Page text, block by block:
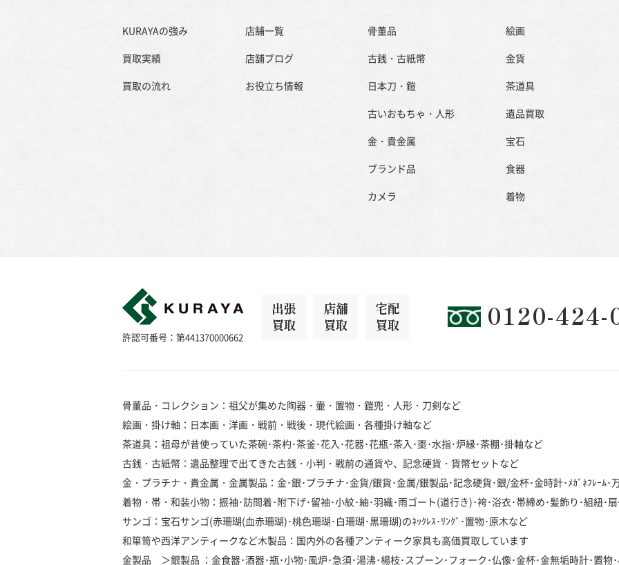
KURAYAの強み
買取実績
買取の流れ
店舗一覧
店舗ブログ
お役立ち情報
骨董品 絵画
古銭・古紙幣
金貨
日本刀・鎧
茶道具
古いおもちゃ・人形
遺品買取
金・貴金属
宝石
ブランド品
食器
カメラ
着物
許認可番号：第441370000662
出張
買取
店舗
買取
宅配
買取
0120-424-
骨董品・コレクション：祖父が集めた陶器・壷・置物・鎧兜・人形・刀剣など
絵画・掛け軸：日本画・洋画・戦前・戦後・現代絵画・各種掛け軸など
茶道具：祖母が昔使っていた茶碗･茶杓･茶釜･花入･花器･花瓶･茶入･棗･水指･炉縁･茶棚･掛軸など
古銭・古紙幣：遺品整理で出てきた古銭・小判・戦前の通貨や、記念硬貨・貨幣セットなど
金・プラチナ・貴金属・金属製品：金･銀･プラチナ･金貨/銀貨･金属/銀製品･記念硬貨･銀/金杯･金時計･ﾒｶﾞﾈﾌﾚｰﾑ･
着物・帯・和装小物：振袖･訪問着･附下げ･留袖･小紋･紬･羽織･雨ゴート(道行き)･袴･浴衣･帯締め･髪飾り･組紐･
サンゴ：宝石サンゴ(赤珊瑚(血赤珊瑚)･桃色珊瑚･白珊瑚･黒珊瑚)のﾈｯｸﾚｽ･ﾘﾝｸﾞ･置物･原木など
和箪笥や西洋アンティークなど木製品：国内外の各種アンティーク家具も高価買取しています
金製品 ＞銀製品 ：金食器･酒器･瓶･小物･風炉･急須･湯沸･楊枝･スプーン･フォーク･仏像･金杯･金無垢時計･置物